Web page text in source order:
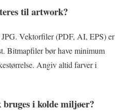
til artwork?
JPG. Vektorfiler (PDF, AI, EPS) er
Bitmapfiler bør have minimum
Angiv altid farver i
i kolde miljøer?